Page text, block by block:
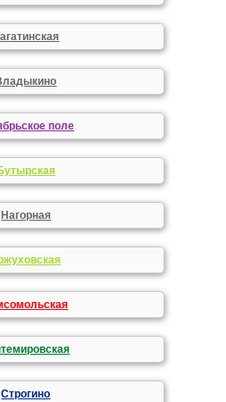
поле
Нагорная
Строгино